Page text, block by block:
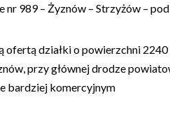
nr 989 – Żyznów – Strzyżów –
ofertą działki o powierzchni
przy głównej drodze
bardziej komercyjnym